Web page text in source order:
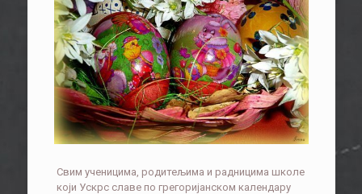
Свим ученицима, родитељима и радницима школе
који Ускрс славе по грегоријанском календару